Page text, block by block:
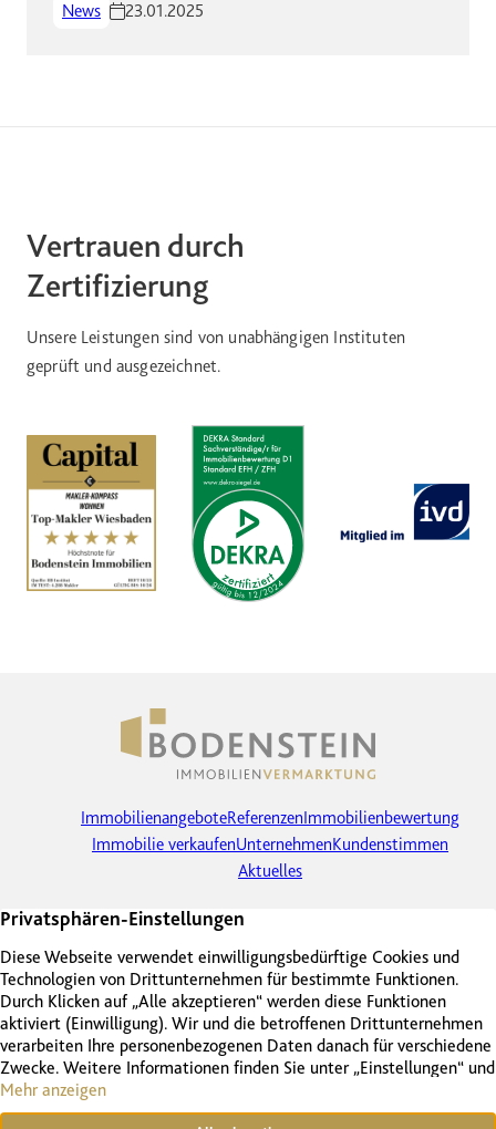
News 23.01.2025
Vertrauen durch
Zertifizierung
Unsere Leistungen sind von unabhängigen Instituten
geprüft und ausgezeichnet.
ImmobilienangeboteReferenzenImmobilienbewertung
Immobilie verkaufenUnternehmenKundenstimmen
Aktuelles
KontaktImpressumDatenschutz
Vertrag widerrufen